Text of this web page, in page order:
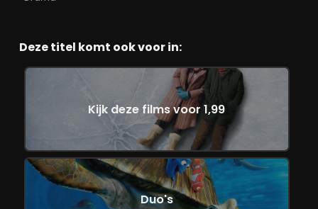
Deze titel komt ook voor in:
Kijk deze films voor 1,99
Duo's